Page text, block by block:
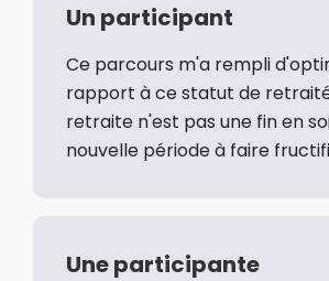
Un participant
Ce parcours m'a rempli
rapport à ce statut de
retraite n'est pas une fin en
nouvelle période à faire
Une participante